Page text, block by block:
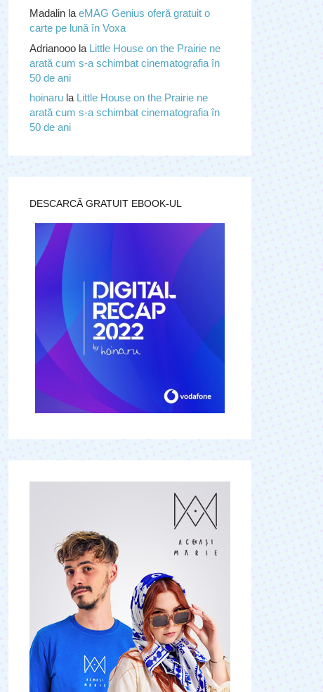
Madalinla eMAG Genius oferă gratuit o
carte pe lună în Voxa
Adrianooola Little House on the Prairie ne
arată cum s-a schimbat cinematografia în
50 de ani
hoinarula Little House on the Prairie ne
arată cum s-a schimbat cinematografia în
50 de ani
DESCARCĂ GRATUIT EBOOK-UL